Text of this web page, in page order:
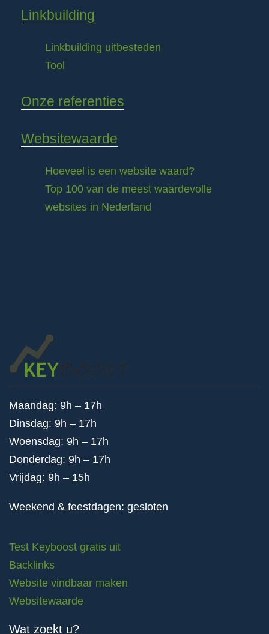
Linkbuilding
Linkbuilding uitbesteden
Tool
Onze referenties
Websitewaarde
Hoeveel is een website waard?
Top 100 van de meest waardevolle
websites in Nederland
Maandag: 9h – 17h
Dinsdag: 9h – 17h
Woensdag: 9h – 17h
Donderdag: 9h – 17h
Vrijdag: 9h – 15h
Weekend & feestdagen: gesloten
Test Keyboost gratis uit
Backlinks
Website vindbaar maken
Websitewaarde
Wat zoekt u?